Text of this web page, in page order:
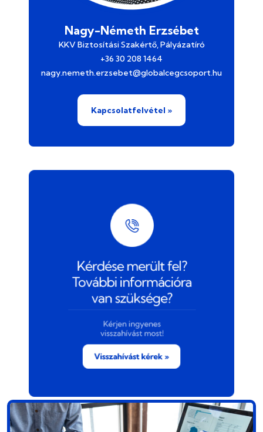
Nagy-Németh Erzsébet
KKV Biztosítási Szakértő, Pályázatíró
+36 30 208 1464
nagy.nemeth.erzsebet@globalcegcsoport.hu
Kapcsolatfelvétel »